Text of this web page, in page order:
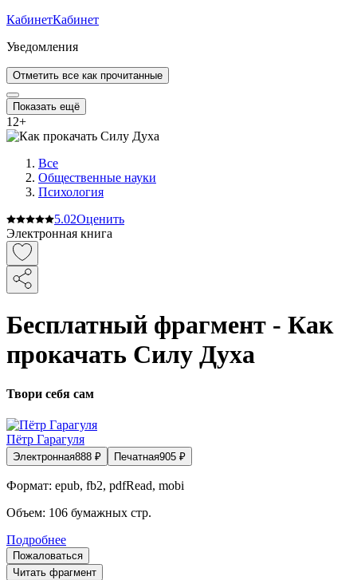
КабинетКабинет
Уведомления
Отметить все как прочитанные
Показать ещё
12+
Все
Общественные науки
Психология
5.02Оценить
Электронная книга
Бесплатный фрагмент - Как
прокачать Силу Духа
Твори себя сам
Пётр Гарагуля
Электронная888 ₽ Печатная905 ₽
Формат: epub, fb2, pdfRead, mobi
Объем: 106 бумажных стр.
Подробнее
Пожаловаться
Читать фрагмент